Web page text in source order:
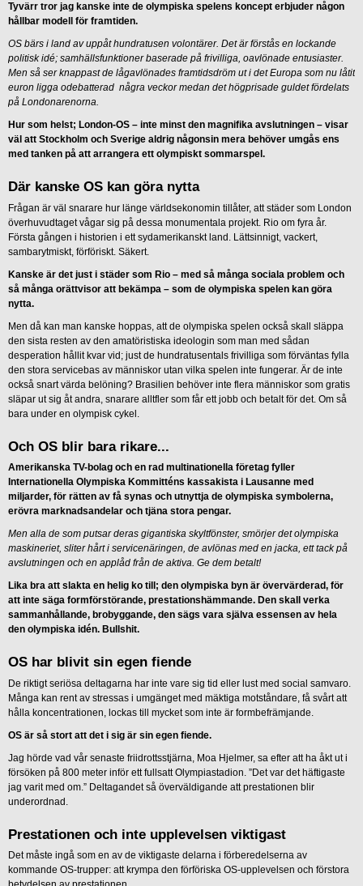
Tyvärr tror jag kanske inte de olympiska spelens koncept erbjuder någon
hållbar modell för framtiden.
OS bärs i land av uppåt hundratusen volontärer. Det är förstås en lockande
politisk idé; samhällsfunktioner baserade på frivilliga, oavlönade entusiaster.
Men så ser knappast de lågavlönades framtidsdröm ut i det Europa som nu låtit
euron ligga odebatterad några veckor medan det högprisade guldet fördelats
på Londonarenorna.
Hur som helst; London-OS – inte minst den magnifika avslutningen – visar
väl att Stockholm och Sverige aldrig någonsin mera behöver umgås ens
med tanken på att arrangera ett olympiskt sommarspel.
Där kanske OS kan göra nytta
Frågan är väl snarare hur länge världsekonomin tillåter, att städer som London
överhuvudtaget vågar sig på dessa monumentala projekt. Rio om fyra år.
Första gången i historien i ett sydamerikanskt land. Lättsinnigt, vackert,
sambarytmiskt, förföriskt. Säkert.
Kanske är det just i städer som Rio – med så många sociala problem och
så många orättvisor att bekämpa – som de olympiska spelen kan göra
nytta.
Men då kan man kanske hoppas, att de olympiska spelen också skall släppa
den sista resten av den amatöristiska ideologin som man med sådan
desperation hållit kvar vid; just de hundratusentals frivilliga som förväntas fylla
den stora servicebas av människor utan vilka spelen inte fungerar. Är de inte
också snart värda belöning? Brasilien behöver inte flera människor som gratis
släpar ut sig åt andra, snarare alltfler som får ett jobb och betalt för det. Om så
bara under en olympisk cykel.
Och OS blir bara rikare...
Amerikanska TV-bolag och en rad multinationella företag fyller
Internationella Olympiska Kommitténs kassakista i Lausanne med
miljarder, för rätten av få synas och utnyttja de olympiska symbolerna,
erövra marknadsandelar och tjäna stora pengar.
Men alla de som putsar deras gigantiska skyltfönster, smörjer det olympiska
maskineriet, sliter hårt i servicenäringen, de avlönas med en jacka, ett tack på
avslutningen och en applåd från de aktiva. Ge dem betalt!
Lika bra att slakta en helig ko till; den olympiska byn är övervärderad, för
att inte säga formförstörande, prestationshämmande. Den skall verka
sammanhållande, brobyggande, den sägs vara själva essensen av hela
den olympiska idén. Bullshit.
OS har blivit sin egen fiende
De riktigt seriösa deltagarna har inte vare sig tid eller lust med social samvaro.
Många kan rent av stressas i umgänget med mäktiga motståndare, få svårt att
hålla koncentrationen, lockas till mycket som inte är formbefrämjande.
OS är så stort att det i sig är sin egen fiende.
Jag hörde vad vår senaste friidrottsstjärna, Moa Hjelmer, sa efter att ha åkt ut i
försöken på 800 meter inför ett fullsatt Olympiastadion. ”Det var det häftigaste
jag varit med om.” Deltagandet så överväldigande att prestationen blir
underordnad.
Prestationen och inte upplevelsen viktigast
Det måste ingå som en av de viktigaste delarna i förberedelserna av
kommande OS-trupper: att krympa den förföriska OS-upplevelsen och förstora